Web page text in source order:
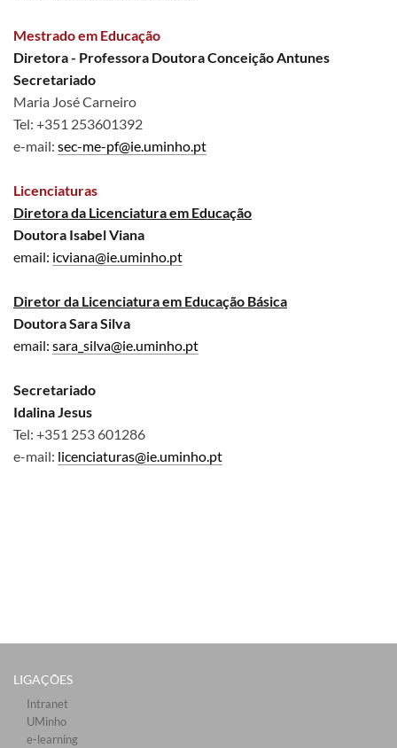
Mestrado em Educação
Diretora - Professora Doutora Conceição Antunes
Secretariado
Maria José Carneiro
Tel: +351 253601392
e-mail: sec-me-pf@ie.uminho.pt
Licenciaturas
Diretora da Licenciatura em Educação
Doutora Isabel Viana
email: icviana@ie.uminho.pt
Diretor da Licenciatura em Educação Básica
Doutora Sara Silva
email: sara_silva@ie.uminho.pt
Secretariado
Idalina Jesus
Tel: +351 253 601286
e-mail: licenciaturas@ie.uminho.pt
LIGAÇÕES​
Intranet
UMinho
e-learning